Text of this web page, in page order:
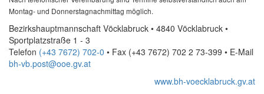
Montag- und Donnerstagnachmittag möglich.
Bezirkshauptmannschaft Vöcklabruck • 4840 Vöcklabruck •
Sportplatzstraße 1 - 3
Telefon (+43 7672) 702-0 • Fax (+43 7672) 702 2 73-399 • E-Mail
bh-vb.post@ooe.gv.at
www.bh-voecklabruck.gv.at